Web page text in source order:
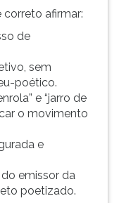
correto afirmar:
de
sem
poético.
e “jarro de
o movimento
e
emissor da
poetizado.